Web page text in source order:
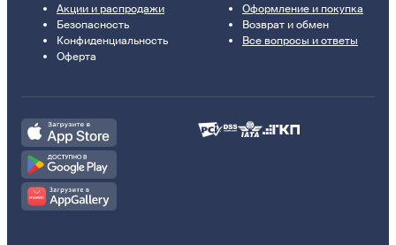
Акции и распродажи
Безопасность
Конфиденциальность
Оферта
Оформление и покупка
Возврат и обмен
Все вопросы и ответы